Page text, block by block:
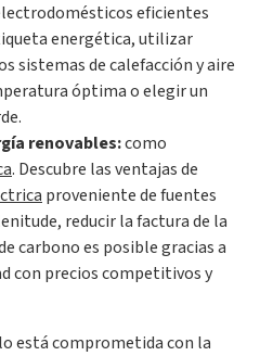
eficientes
energética, utilizar
sistemas de calefacción y aire
óptima o elegir un
renovables:como
. Descubre las ventajas de
proveniente de fuentes
reducir la factura de la
carbono es posible gracias a
con precios competitivos y
está comprometida con la